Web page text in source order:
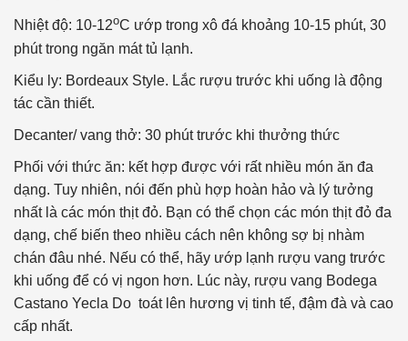
Nhiệt độ: 10-12oC ướp trong xô đá khoảng 10-15 phút, 30
phút trong ngăn mát tủ lạnh.
Kiểu ly: Bordeaux Style. Lắc rượu trước khi uống là động
tác cần thiết.
Decanter/ vang thở: 30 phút trước khi thưởng thức
Phối với thức ăn: kết hợp được với rất nhiều món ăn đa
dạng. Tuy nhiên, nói đến phù hợp hoàn hảo và lý tưởng
nhất là các món thịt đỏ. Bạn có thể chọn các món thịt đỏ đa
dạng, chế biến theo nhiều cách nên không sợ bị nhàm
chán đâu nhé. Nếu có thể, hãy ướp lạnh rượu vang trước
khi uống để có vị ngon hơn. Lúc này, rượu vang Bodega
Castano Yecla Do toát lên hương vị tinh tế, đậm đà và cao
cấp nhất.